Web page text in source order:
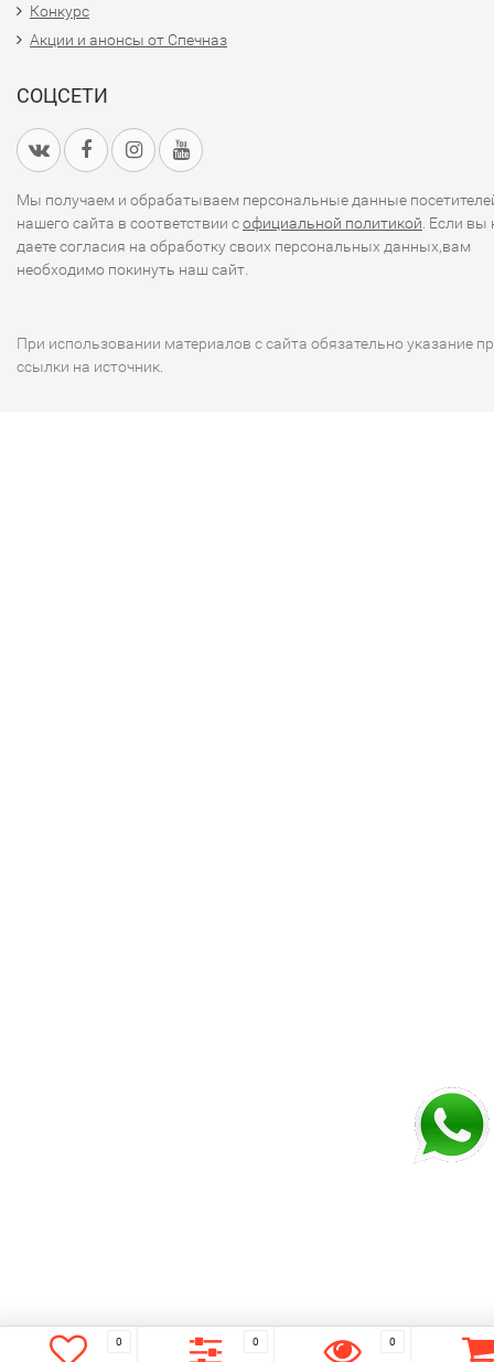
Конкурс
Акции и анонсы от Спечназ
СОЦСЕТИ
Мы получаем и обрабатываем персональные данные
нашего сайта в соответствии софициальной политикой . Если вы
даете согласия на обработку своих персональных данных,вам
необходимо покинуть наш сайт.
При использовании материалов с сайта обязательно указание
ссылки на источник.
0 0 0